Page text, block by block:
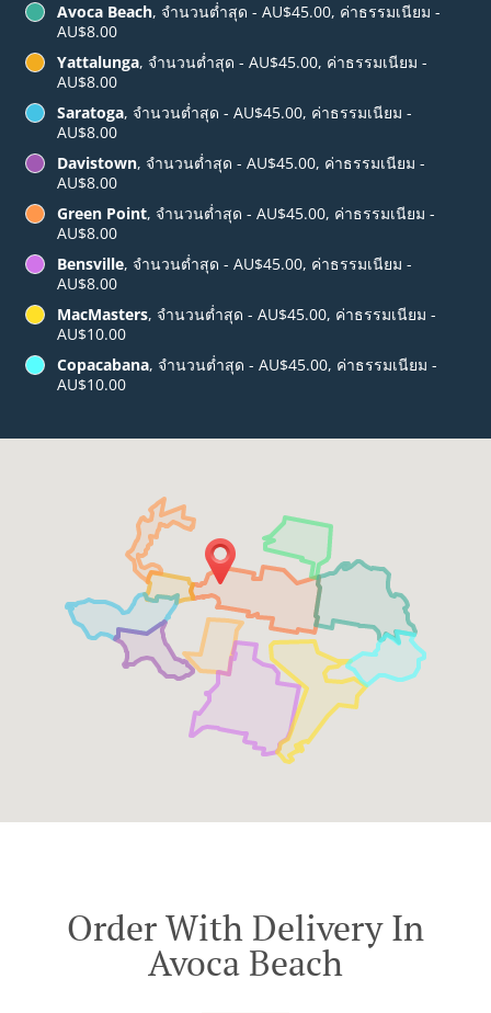
Avoca Beach, จำนวนต่ำสุด - AU$45.00, ค่าธรรมเนียม -
AU$8.00
Yattalunga, จำนวนต่ำสุด - AU$45.00, ค่าธรรมเนียม -
AU$8.00
Saratoga, จำนวนต่ำสุด - AU$45.00, ค่าธรรมเนียม -
AU$8.00
Davistown, จำนวนต่ำสุด - AU$45.00, ค่าธรรมเนียม -
AU$8.00
Green Point, จำนวนต่ำสุด - AU$45.00, ค่าธรรมเนียม -
AU$8.00
Bensville, จำนวนต่ำสุด - AU$45.00, ค่าธรรมเนียม -
AU$8.00
MacMasters, จำนวนต่ำสุด - AU$45.00, ค่าธรรมเนียม -
AU$10.00
Copacabana, จำนวนต่ำสุด - AU$45.00, ค่าธรรมเนียม -
AU$10.00
Order With Delivery In
Avoca Beach